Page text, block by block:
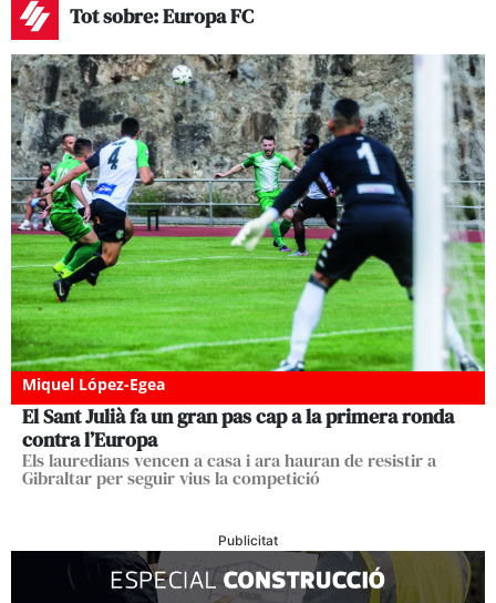
Tot sobre: Europa FC
Miquel López-Egea
El Sant Julià fa un gran pas cap a la primera ronda
contra l’Europa
Els lauredians vencen a casa i ara hauran de resistir a
Gibraltar per seguir vius la competició
Publicitat